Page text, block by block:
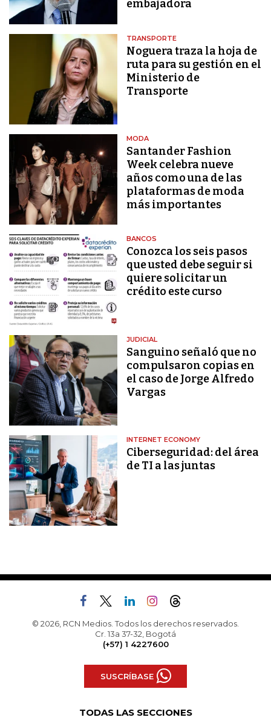
embajadora
TRANSPORTE
Noguera traza la hoja de
ruta para su gestión en el
Ministerio de
Transporte
MODA
Santander Fashion
Week celebra nueve
años como una de las
plataformas de moda
más importantes
BANCOS
Conozca los seis pasos
que usted debe seguir si
quiere solicitar un
crédito este curso
JUDICIAL
Sanguino señaló que no
compulsaron copias en
el caso de Jorge Alfredo
Vargas
INTERNET ECONOMY
Ciberseguridad: del área
de TI a las juntas
© 2026, RCN Medios. Todos los derechos reservados.
Cr. 13a 37-32, Bogotá
(+57) 1 4227600
SUSCRÍBASE
TODAS LAS SECCIONES